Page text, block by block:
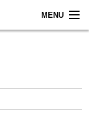
MENU